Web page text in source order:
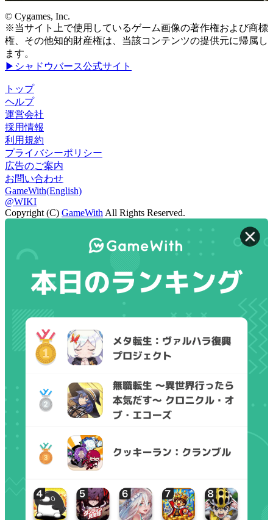
© Cygames, Inc.
※当サイト上で使用しているゲーム画像の著作権および商標
権、その他知的財産権は、当該コンテンツの提供元に帰属し
ます。
▶シャドウバース公式サイト
トップ
ヘルプ
運営会社
採用情報
利用規約
プライバシーポリシー
広告のご案内
お問い合わせ
GameWith(English)
@WIKI
Copyright (C) GameWith All Rights Reserved.